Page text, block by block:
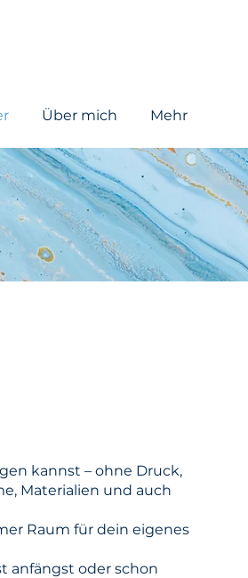
Über mich Mehr
kannst – ohne Druck,
Materialien und auch
Raum für dein eigenes
anfängst oder schon